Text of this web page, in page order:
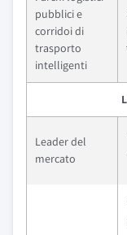
pubblici e
corridoi di
trasporto
intelligenti
Leader del
mercato